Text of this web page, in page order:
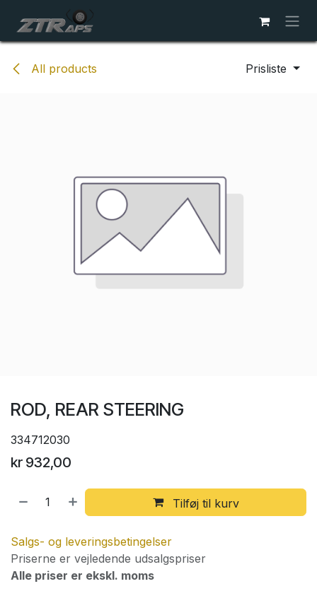
All products Prisliste
ROD, REAR STEERING
334712030
kr 932,00
Tilføj til kurv
Salgs- og leveringsbetingelser
Priserne er vejledende udsalgspriser
Alle priser er ekskl. moms